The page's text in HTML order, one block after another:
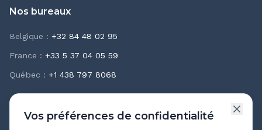
Nos bureaux
Belgique : +32 84 48 02 95
France : +33 5 37 04 05 59
Québec : +1 438 797 8068
Vos préférences de confidentialité